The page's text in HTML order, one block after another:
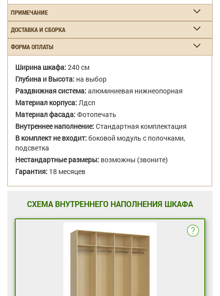
ПРИМЕЧАНИЕ
ДОСТАВКА И СБОРКА
ФОРМА ОПЛАТЫ
Ширина шкафа: 240 см
Глубина и Высота: на выбор
Раздвижная система: алюминиевая нижнеопорная
Материал корпуса: Лдсп
Материал фасада: Фотопечать
Внутреннее наполнение: Стандартная комплектация
В комплект не входит: боковой модуль с полочками,
подсветка
Нестандартные размеры: возможны (звоните)
Гарантия: 18 месяцев
СХЕМА ВНУТРЕННЕГО НАПОЛНЕНИЯ ШКАФА